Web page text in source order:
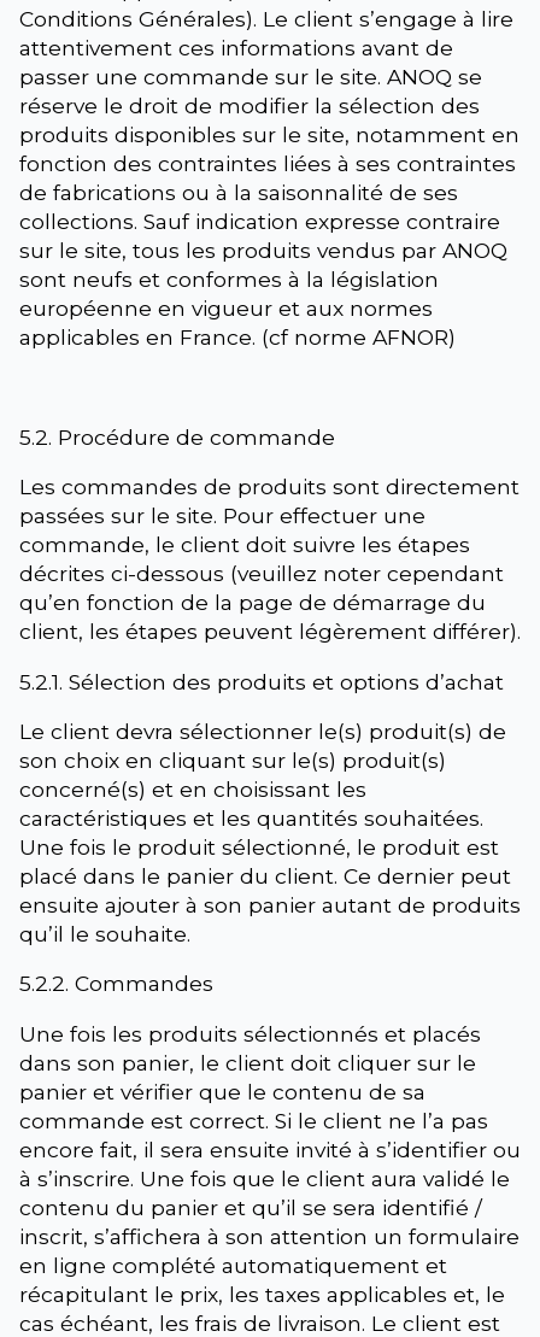
Conditions Générales). Le client s’engage à lire
attentivement ces informations avant de
passer une commande sur le site. ANOQ se
réserve le droit de modifier la sélection des
produits disponibles sur le site, notamment en
fonction des contraintes liées à ses contraintes
de fabrications ou à la saisonnalité de ses
collections. Sauf indication expresse contraire
sur le site, tous les produits vendus par ANOQ
sont neufs et conformes à la législation
européenne en vigueur et aux normes
applicables en France. (cf norme AFNOR)
5.2. Procédure de commande
Les commandes de produits sont directement
passées sur le site. Pour effectuer une
commande, le client doit suivre les étapes
décrites ci-dessous (veuillez noter cependant
qu’en fonction de la page de démarrage du
client, les étapes peuvent légèrement différer).
5.2.1. Sélection des produits et options d’achat
Le client devra sélectionner le(s) produit(s) de
son choix en cliquant sur le(s) produit(s)
concerné(s) et en choisissant les
caractéristiques et les quantités souhaitées.
Une fois le produit sélectionné, le produit est
placé dans le panier du client. Ce dernier peut
ensuite ajouter à son panier autant de produits
qu’il le souhaite.
5.2.2. Commandes
Une fois les produits sélectionnés et placés
dans son panier, le client doit cliquer sur le
panier et vérifier que le contenu de sa
commande est correct. Si le client ne l’a pas
encore fait, il sera ensuite invité à s’identifier ou
à s’inscrire. Une fois que le client aura validé le
contenu du panier et qu’il se sera identifié /
inscrit, s’affichera à son attention un formulaire
en ligne complété automatiquement et
récapitulant le prix, les taxes applicables et, le
cas échéant, les frais de livraison. Le client est